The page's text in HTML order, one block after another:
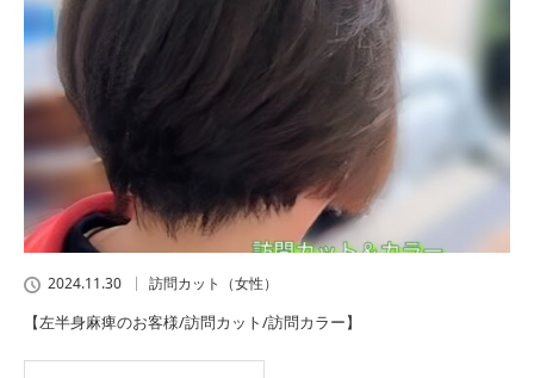
2024.11.30 訪問カット（女性）
【左半身麻痺のお客様/訪問カット/訪問カラー】